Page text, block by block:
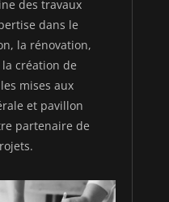
des travaux
dans le
la rénovation,
création de
mises aux
et pavillon
partenaire de